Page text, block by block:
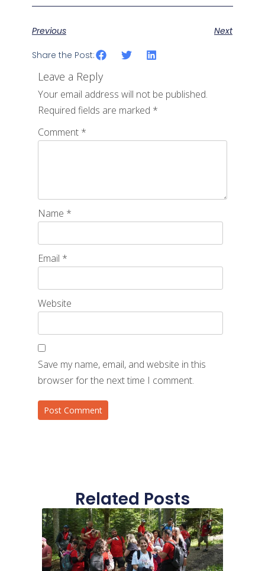
Previous Next
Share the Post:
Leave a Reply
Your email address will not be published.
Required fields are marked *
Comment *
Name *
Email *
Website
Save my name, email, and website in this
browser for the next time I comment.
Related Posts